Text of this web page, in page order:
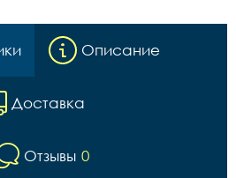
Описание
Доставка
Отзывы 0